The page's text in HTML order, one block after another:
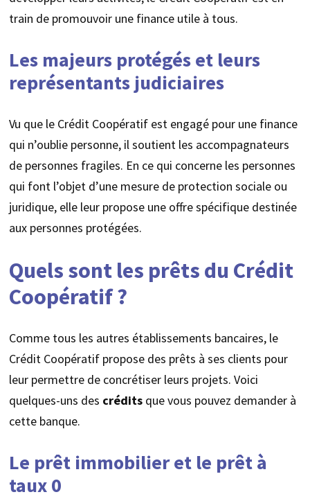
train de promouvoir une finance utile à tous.
Les majeurs protégés et leurs
représentants judiciaires
Vu que le Crédit Coopératif est engagé pour une finance
qui n’oublie personne, il soutient les accompagnateurs
de personnes fragiles. En ce qui concerne les personnes
qui font l’objet d’une mesure de protection sociale ou
juridique, elle leur propose une offre spécifique destinée
aux personnes protégées.
Quels sont les prêts du Crédit
Coopératif ?
Comme tous les autres établissements bancaires, le
Crédit Coopératif propose des prêts à ses clients pour
leur permettre de concrétiser leurs projets. Voici
quelques-uns des crédits que vous pouvez demander à
cette banque.
Le prêt immobilier et le prêt à
taux 0